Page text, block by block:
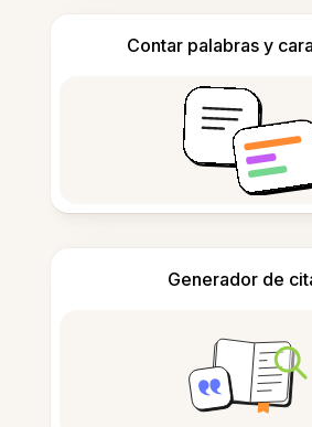
Contar palabras y
Generador de